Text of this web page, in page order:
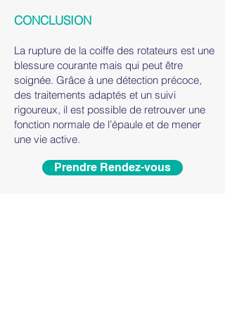
CONCLUSION
La rupture de la coiffe des rotateurs est une
blessure courante mais qui peut être
soignée. Grâce à une détection précoce,
des traitements adaptés et un suivi
rigoureux, il est possible de retrouver une
fonction normale de l’épaule et de mener
une vie active.
Prendre Rendez-vous